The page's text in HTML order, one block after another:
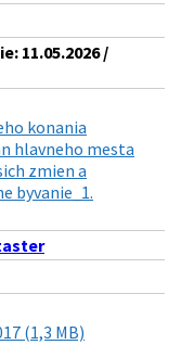
11.05.2026 /
konania
hlavneho mesta
zmien a
byvanie_1.
(1,3 MB)